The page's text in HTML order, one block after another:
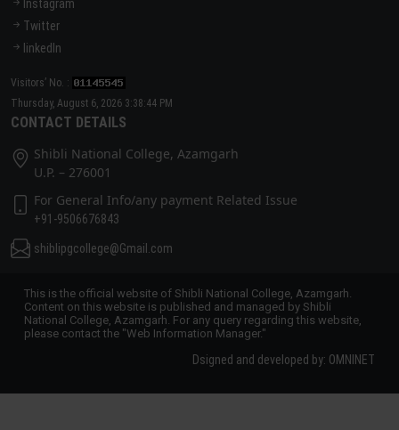
Instagram
Twitter
linkedIn
Visitors’ No. :
Thursday, August 6, 2026 3:38:45 PM
CONTACT DETAILS
Shibli National College, Azamgarh
U.P. – 276001
For General Info/any payment Related Issue
+91-9506676843
shiblipgcollege@Gmail.com
This is the official website of Shibli National College, Azamgarh.
Content on this website is published and managed by Shibli
National College, Azamgarh. For any query regarding this website,
please contact the "Web Information Manager."
Dsigned and developed by: OMNINET